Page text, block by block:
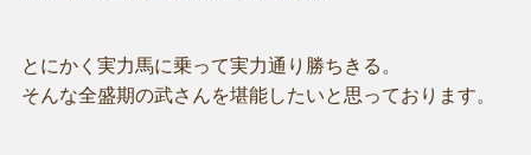
とにかく実力馬に乗って実力通り勝ちきる。
そんな全盛期の武さんを堪能したいと思っております。